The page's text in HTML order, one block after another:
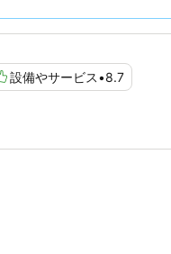
設備やサービス•8.7